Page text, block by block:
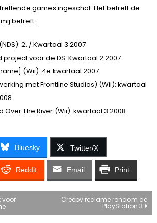
games ingeschat. Het betreft de
betreft:
2. / Kwartaal 3 2007
voor de DS: Kwartaal 2 2007
(Wii): 4e kwartaal 2007
met Frontline Studios) (Wii): kwartaal
Over The River (Wii): kwartaal 3 2008
Bluesky Twitter/X
Reddit Email Print
voor
Creepy reclame rondom de
PlayStation 3